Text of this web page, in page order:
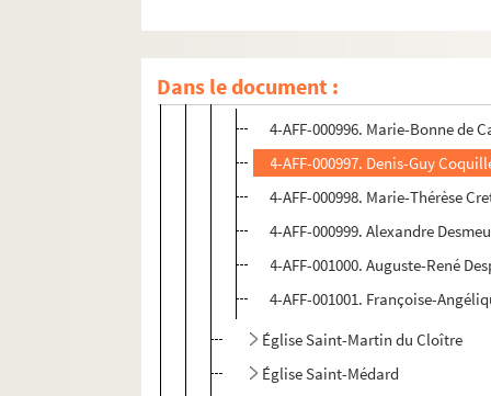
Dans le document :
Église Saint-Jacques-du-Haut-Pas
4-AFF-000996. Marie-Bonne de
4-AFF-000997. Denis-Guy
4-AFF-000998. Marie-Thérèse
4-AFF-000999. Alexandre
4-AFF-001000. Auguste-René
4-AFF-001001. Françoise-
Église Saint-Martin du Cloître
Église Saint-Médard